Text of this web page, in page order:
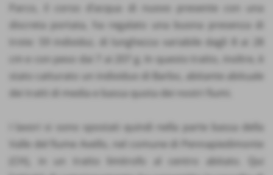
Parco, il corso d’acqua di nuovo presente con una
discreta portata, ha regalato una buona presenza di
trote: 59 individui, di lunghezza variabile dagli 8 ai 28
cm e con peso dai 7 ai 207 g. In questo tratto, inoltre, è
stato catturato un individuo di Barbo, abitante abituale
dei tratti di media e bassa quota dei nostri fiumi.
I lavori si sono spostati quindi nella parte bassa della
Valle del fiume Avello, nel comune di Pennapiedimonte
(CH), in un tratto limitrofo al centro abitato. Qui